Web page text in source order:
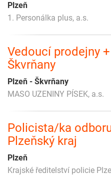
Plzeň
1. Personálka plus, a.s.
Vedoucí prodejny
Škvrňany
Plzeň - Škvrňany
MASO UZENINY PÍSEK, a.s.
Policista/ka
Plzeňský kraj
Plzeň
Krajské ředitelství policie